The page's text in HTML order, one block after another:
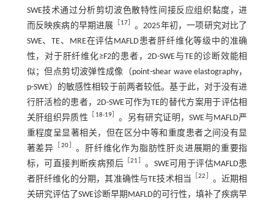
SWE技术通过分析剪切波色散特性间接反应组织黏度，进
而反映疾病的早期进展 ［17］ 。2025年初，一项研究对比了
SWE、TE、MRE在评估MAFLD患者肝纤维化等级中的准确
性，对于肝纤维化≥F2的患者，2D-SWE与TE的诊断效能相
似；但点剪切波弹性成像（point-shear wave elastography，
p-SWE）的敏感性相较于前两者较低。基于此，对于没有进
行肝活检的患者，2D-SWE可作为TE的替代方案用于评估相
关肝组织异质性
［ 18-19］ 。另有研究证明，SWE与MAFLD严
重程度呈显著相关，但在区分中等和重度患者之间没有显
著差异 ［20］ 。肝纤维化作为脂肪性肝炎进展期的重要指
标，可直接判断疾病预后 ［21］ 。SWE可用于评估MAFLD患
者肝纤维化的分期，其准确性与TE技术相当
［22］ 。近期相
关研究评估了SWE诊断早期MAFLD的可行性，填补了疾病早